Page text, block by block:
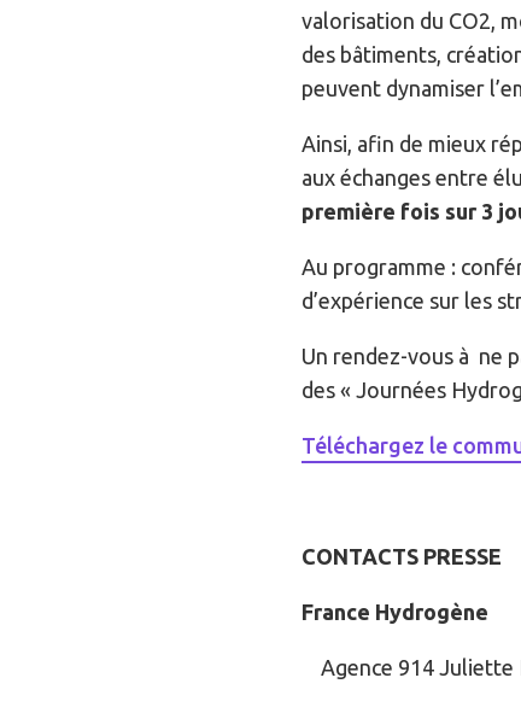
valorisation du CO2,
des bâtiments,
peuvent dynamiser
Ainsi, afin de mieux
aux échanges entre
première fois sur 3
Au programme :
d’expérience sur les
Un rendez-vous à ne
des « Journées
Téléchargez le
CONTACTS PRESSE
France Hydrogène
Agence 914 Juliette